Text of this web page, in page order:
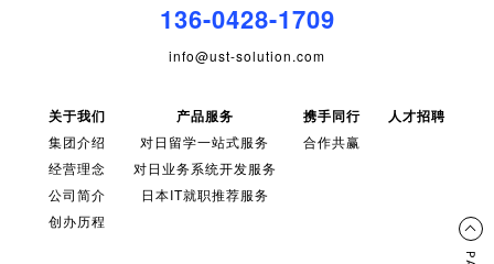
136-0428-1709
info@ust-solution.com
关于我们
集团介绍
经营理念
公司简介
创办历程
产品服务
对日留学一站式服务
对日业务系统开发服务
日本IT就职推荐服务
携手同行
合作共赢
人才招聘